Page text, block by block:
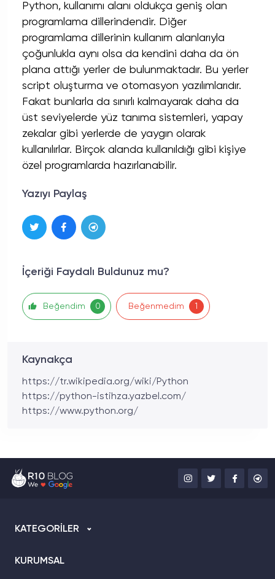
Python, kullanımı alanı oldukça geniş olan
programlama dillerindendir. Diğer
programlama dillerinin kullanım alanlarıyla
çoğunlukla aynı olsa da kendini daha da ön
plana attığı yerler de bulunmaktadır. Bu yerler
script oluşturma ve otomasyon yazılımlarıdır.
Fakat bunlarla da sınırlı kalmayarak daha da
üst seviyelerde yüz tanıma sistemleri, yapay
zekalar gibi yerlerde de yaygın olarak
kullanılırlar. Birçok alanda kullanıldığı gibi kişiye
özel programlarda hazırlanabilir.
Yazıyı Paylaş
İçeriği Faydalı Buldunuz mu?
Beğendim 0 Beğenmedim 1
Kaynakça
https://tr.wikipedia.org/wiki/Python
https://python-istihza.yazbel.com/
https://www.python.org/
KATEGORİLER
KURUMSAL